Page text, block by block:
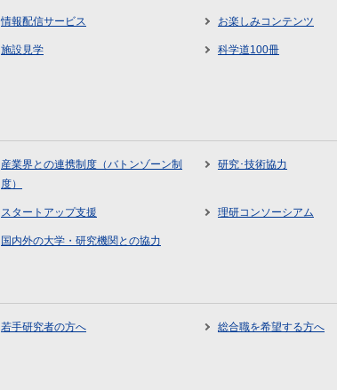
情報配信サービス お楽しみコンテンツ
施設見学 科学道100冊
産業界との連携制度（バトンゾーン制
度）
研究･技術協力
スタートアップ支援 理研コンソーシアム
国内外の大学・研究機関との協力
若手研究者の方へ 総合職を希望する方へ